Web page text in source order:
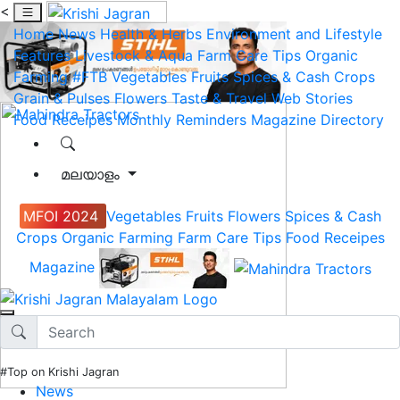
<
Home News Health & Herbs Environment and Lifestyle
Features Livestock & Aqua Farm Care Tips Organic
Farming #FTB Vegetables Fruits Spices & Cash Crops
Grain & Pulses Flowers Taste & Travel Web Stories
Food Receipes Monthly Reminders Magazine Directory
മലയാളം
MFOI 2024 Vegetables Fruits Flowers Spices & Cash
Crops Organic Farming Farm Care Tips Food Receipes
Magazine
#Top on Krishi Jagran
News